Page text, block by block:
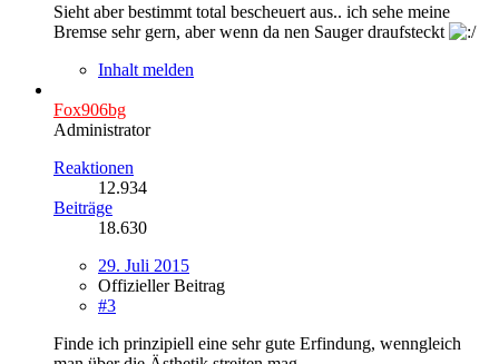
Sieht aber bestimmt total bescheuert aus.. ich sehe meine
Bremse sehr gern, aber wenn da nen Sauger draufsteckt
Inhalt melden
Fox906bg
Administrator
Reaktionen
12.934
Beiträge
18.630
29. Juli 2015
Offizieller Beitrag
#3
Finde ich prinzipiell eine sehr gute Erfindung, wenngleich